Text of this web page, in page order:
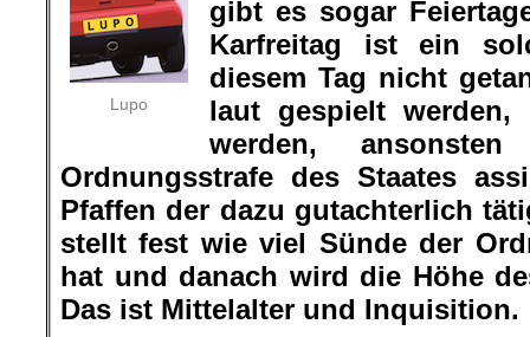
Lupo
gibt es sogar
Karfreitag ist ein
diesem Tag nicht
laut gespielt werden,
werden,
Ordnungsstrafe des Staates
Pfaffen der dazu gutachterlich
stellt fest wie viel Sünde der
hat und danach wird die Höhe
Das ist Mittelalter und Inquisition.